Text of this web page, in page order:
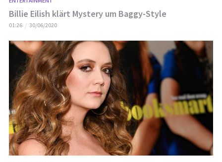
Billie Eilish klärt Mystery um Baggy-Style
01:26 30/06/2020